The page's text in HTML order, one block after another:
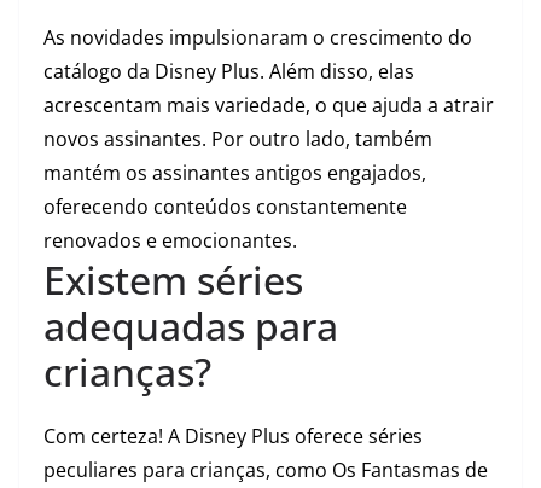
As novidades impulsionaram o crescimento do
catálogo da Disney Plus. Além disso, elas
acrescentam mais variedade, o que ajuda a atrair
novos assinantes. Por outro lado, também
mantém os assinantes antigos engajados,
oferecendo conteúdos constantemente
renovados e emocionantes.
Existem séries
adequadas para
crianças?
Com certeza! A Disney Plus oferece séries
peculiares para crianças, como Os Fantasmas de